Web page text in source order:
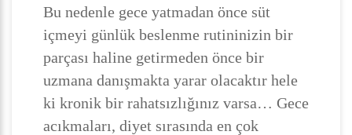
Bu nedenle gece yatmadan önce süt
içmeyi günlük beslenme rutininizin bir
parçası haline getirmeden önce bir
uzmana danışmakta yarar olacaktır hele
ki kronik bir rahatsızlığınız varsa… Gece
acıkmaları, diyet sırasında en çok